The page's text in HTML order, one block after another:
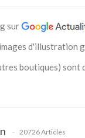
sur
d'illustration
boutiques)
20726 Articles